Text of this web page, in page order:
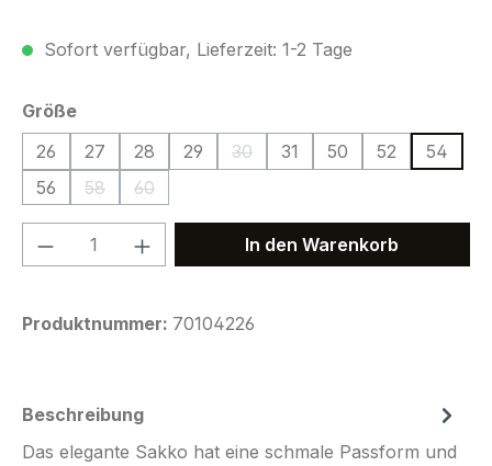
Sofort verfügbar, Lieferzeit: 1-2 Tage
Größeauswählen
26
27 28 29 30
(Diese Option ist zurzeit nicht
31 50 52
54
56
58
(Diese Option ist zurzeit nicht verfügbar.)
60
(Diese Option ist zurzeit nicht verfügbar.)
Produkt Anzahl: Gib denIn den Warenkorb
Produktnummer: 70104226
Beschreibung
Das elegante Sakko hat eine schmale Passform und